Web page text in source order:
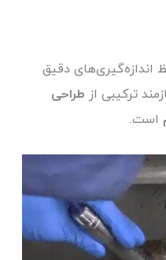
اندازه‌گیری‌های دقیق
ترکیبی از طراحی
است.